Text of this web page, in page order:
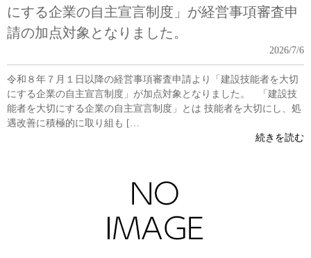
にする企業の自主宣言制度」が経営事項審査申
請の加点対象となりました。
2026/7/6
令和８年７月１日以降の経営事項審査申請より「建設技能者を大切
にする企業の自主宣言制度」が加点対象となりました。 「建設技
能者を大切にする企業の自主宣言制度」とは 技能者を大切にし、処
遇改善に積極的に取り組も […
続きを読む